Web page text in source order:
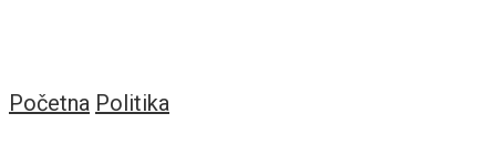
Početna Politika